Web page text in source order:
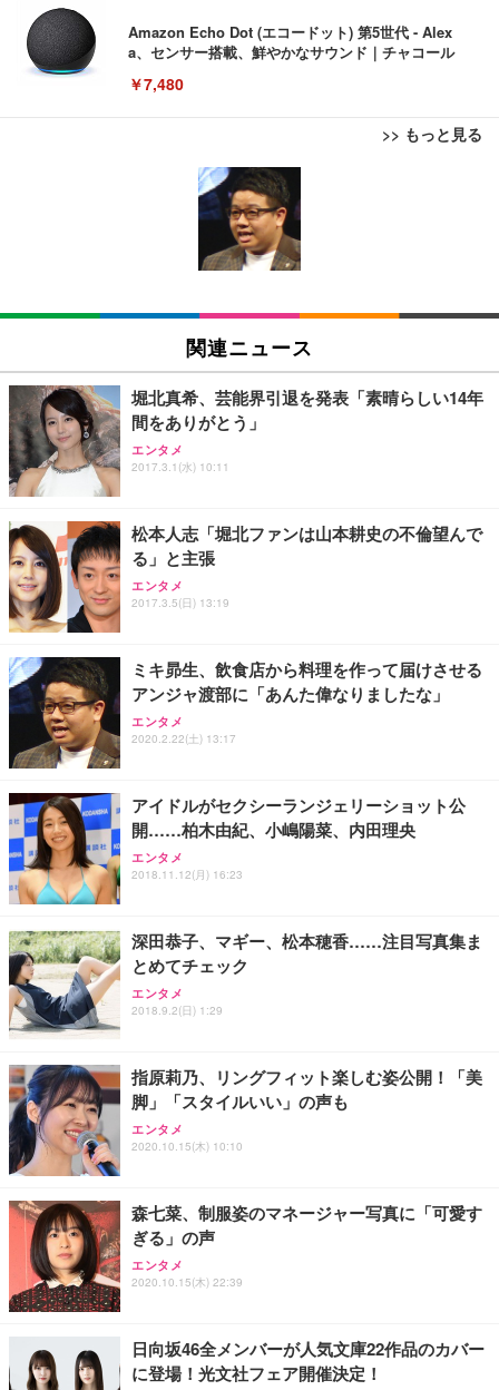
Amazon Echo Dot (エコードット) 第5世代 - Alex
a、センサー搭載、鮮やかなサウンド｜チャコール
￥7,480
>> もっと見る
[EdoErgo] オフィスチェア 椅子 テレワーク 疲れな
い 跳ね上げ式アームレスト コンパクト 約105度ロッ
キング pc 事務椅子 360度回転 座面昇降 強化ナイロ
ン樹脂ベース 通気性メッシュ 在宅ワーク H-WY01
(黒網+黒枠+黒足)
SIHOO B100 オフィスチェア／デスクチェア メッシ
ュチェア 人間工学 疲れない ブラック
￥27,999
Sezlife オフィスチェア デスクチェア 疲れない テレ
ワーク チェア 強化バックレスト 30度ロッキング機
能 人間工学 椅子 腰サポート 90度跳ね上げ式アーム
ョン PCチェア 通気性メッシュ ゲーミング/勉強/事
務用 おしゃれ パソコンチェア (ブラック)
Sezlife オフィスチェア デスクチェア 疲れない テレ
ワーク チェア 強化バックレスト 30度ロッキング機
能 人間工学 椅子 腰サポート 90度跳ね上げ式アーム
務用 おしゃれ パソコンチェア (ホワイト)
ANDWINT オフィスチェア デスクチェア 肘なし メ
ッシュ 通気性 ランバーサポート付き 腰サポート ガ
ス圧無段階昇降 360度回転 キャスター付き コンパク
EIZO ビジネス向けプレミアムモニター | FlexScan
EV3240X-WT | 31.5型4K UHD・USB Type-C・ホワ
EIZO ビジネス向けプレミアムモニター | FlexScan
￥109,572
【純正品】27"ゲーミングモニター DualSense 充電
フック付き（CFI-ZDM1J）
【整備済み品】Dell E2724HS 27インチ 液晶モニタ
ー フルHD（1920×1080）VA 非光沢 HDMI/DisplayP
ort/VGA スピーカー内蔵 高さ調整 スイベル VESA対
【MiniLED/24.5inch/280Hz/FHD】GRAPHT THE S
HOOTER Gaming Monitor 24” Essential ゲーミン
グモニター QD 24.5インチ 1ms FHD 量子ドット 残
Amazonベーシック ペットシーツ 薄型 レギュラー 1
回使い捨て 無香料 ホワイト 300枚
Amazonベーシック ペットシーツ 厚型 ワイド 42枚
x2袋(84枚) ホワイト(吸収面:ライトブルー)
￥3,234
ネオ・ルーライフ ネオ・オムツ L 中型犬用 26枚入
り 単品
Smart Basic(スマートベーシック) 【Amazon.co.jp
限定】 Smart Basic アイリスオーヤマ ペットシーツ
超厚型 お徳用 ワイド 100枚入 (x 1) (ケース販売)
アイリスオーヤマ ペットシーツ 超厚型 お徳用 レギ
ュラー 200枚入【Amazon.co.jp限定】
関連ニュース
堀北真希、芸能界引退を発表「素晴らしい14年
間をありがとう」
エンタメ
2017.3.1(水) 10:11
松本人志「堀北ファンは山本耕史の不倫望んで
る」と主張
エンタメ
2017.3.5(日) 13:19
ミキ昴生、飲食店から料理を作って届けさせる
アンジャ渡部に「あんた偉なりましたな」
エンタメ
2020.2.22(土) 13:17
アイドルがセクシーランジェリーショット公
開……柏木由紀、小嶋陽菜、内田理央
エンタメ
2018.11.12(月) 16:23
深田恭子、マギー、松本穂香……注目写真集ま
とめてチェック
エンタメ
2018.9.2(日) 1:29
指原莉乃、リングフィット楽しむ姿公開！「美
脚」「スタイルいい」の声も
エンタメ
2020.10.15(木) 10:10
森七菜、制服姿のマネージャー写真に「可愛す
ぎる」の声
エンタメ
2020.10.15(木) 22:39
日向坂46全メンバーが人気文庫22作品のカバー
に登場！光文社フェア開催決定！